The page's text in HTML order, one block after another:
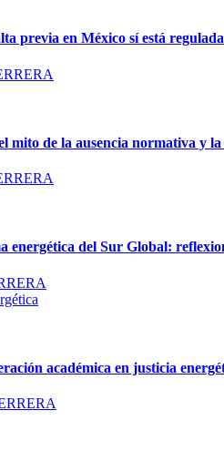
previa en México sí está
mito de la ausencia normativa y
del Sur Global:
académica en justicia